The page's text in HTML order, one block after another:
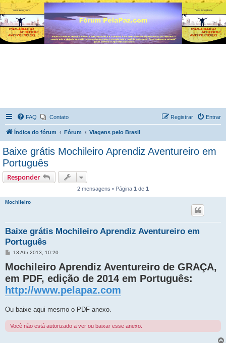
FAQ Contato Entrar
Registrar
Índice do fórum Fórum Viagens pelo Brasil
Baixe grátis Mochileiro Aprendiz Aventureiro em
Português
Responder
2 mensagens • Página 1 de 1
Mochileiro
Baixe grátis Mochileiro Aprendiz Aventureiro em
Português
M
n
s
a
g
e
m
13 Abr 2013, 10:20
Mochileiro Aprendiz Aventureiro de GRAÇA,
em PDF, edição de 2014 em Português:
http://www.pelapaz.com
Ou baixe aqui mesmo o PDF anexo.
Você não está autorizado a ver ou baixar esse anexo.